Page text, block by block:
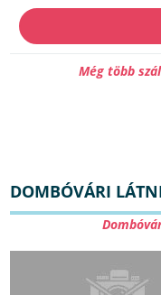
Még több
DOMBÓVÁRI